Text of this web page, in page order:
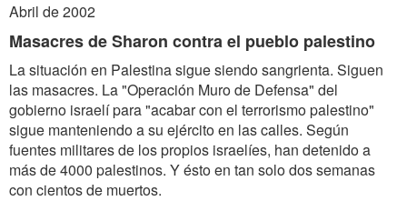
Abril de 2002
Masacres de Sharon contra el pueblo palestino
La situación en Palestina sigue siendo sangrienta. Siguen
las masacres. La "Operación Muro de Defensa" del
gobierno israelí para "acabar con el terrorismo palestino"
sigue manteniendo a su ejército en las calles. Según
fuentes militares de los propios israelíes, han detenido a
más de 4000 palestinos. Y ésto en tan solo dos semanas
con cientos de muertos.